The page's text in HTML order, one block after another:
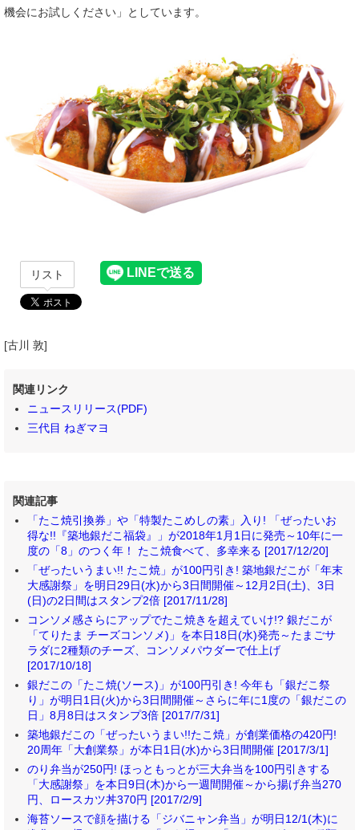
機会にお試しください」としています。
リスト
[古川 敦]
関連リンク
ニュースリリース(PDF)
三代目 ねぎマヨ
関連記事
「たこ焼引換券」や「特製たこめしの素」入り! 「ぜったいお
得な!!『築地銀だこ福袋』」が2018年1月1日に発売～10年に一
度の「8」のつく年！ たこ焼食べて、多幸来る [2017/12/20]
「ぜったいうまい!! たこ焼」が100円引き! 築地銀だこが「年末
大感謝祭」を明日29日(水)から3日間開催～12月2日(土)、3日
(日)の2日間はスタンプ2倍 [2017/11/28]
コンソメ感さらにアップでたこ焼きを超えていけ!? 銀だこが
「てりたま チーズコンソメ)」を本日18日(水)発売～たまごサ
ラダに2種類のチーズ、コンソメパウダーで仕上げ
[2017/10/18]
銀だこの「たこ焼(ソース)」が100円引き! 今年も「銀だこ祭
り」が明日1日(火)から3日間開催～さらに年に1度の「銀だこの
日」8月8日はスタンプ3倍 [2017/7/31]
築地銀だこの「ぜったいうまい!!たこ焼」が創業価格の420円!
20周年「大創業祭」が本日1日(水)から3日間開催 [2017/3/1]
のり弁当が250円! ほっともっとが三大弁当を100円引きする
「大感謝祭」を本日9日(木)から一週間開催～から揚げ弁当270
円、ロースカツ丼370円 [2017/2/9]
海苔ソースで顔を描ける「ジバニャン弁当」が明日12/1(木)に